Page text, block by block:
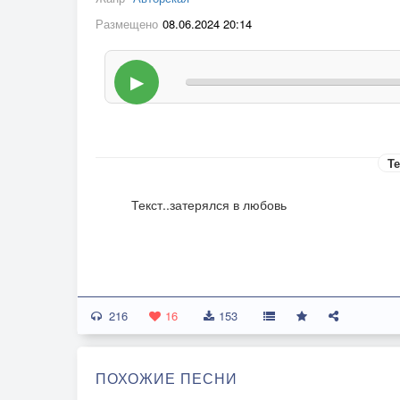
Размещено 08.06.2024 20:14
▶
Текст..затерялся в любовь
216 16 153
ПОХОЖИЕ ПЕСНИ